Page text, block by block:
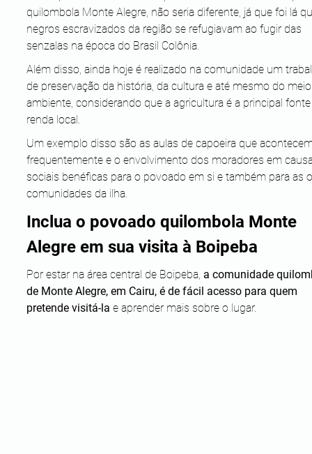
quilombola Monte Alegre, não seria diferente, já que foi lá
negros escravizados da região se refugiavam ao fugir das
senzalas na época do Brasil Colônia.
Além disso, ainda hoje é realizado na comunidade um
de preservação da história, da cultura e até mesmo do
ambiente, considerando que a agricultura é a principal
renda local.
Um exemplo disso são as aulas de capoeira que
frequentemente e o envolvimento dos moradores em
sociais benéficas para o povoado em si e também para as
comunidades da ilha.
Inclua o povoado quilombola Monte
Alegre em sua visita à Boipeba
Por estar na área central de Boipeba, a comunidade
de Monte Alegre, em Cairu, é de fácil acesso para quem
pretende visitá-la e aprender mais sobre o lugar.